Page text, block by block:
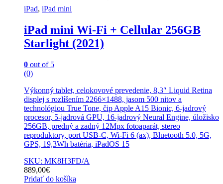
iPad, iPad mini
iPad mini Wi-Fi + Cellular 256GB
Starlight (2021)
0 out of 5
(0)
Výkonný tablet, celokovové prevedenie, 8,3″ Liquid Retina
displej s rozlíšením 2266×1488, jasom 500 nitov a
technológiou True Tone, čip Apple A15 Bionic, 6-jadrový
procesor, 5-jadrová GPU, 16-jadrový Neural Engine, úložisko
256GB, predný a zadný 12Mpx fotoaparát, stereo
reproduktory, port USB-C, Wi-Fi 6 (ax), Bluetooth 5.0, 5G,
GPS, 19,3Wh batéria, iPadOS 15
SKU: MK8H3FD/A
889,00€
Pridať do košíka